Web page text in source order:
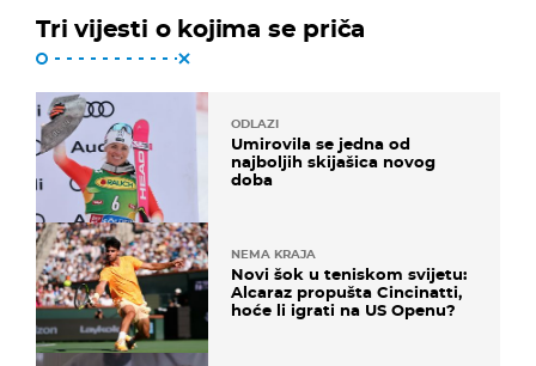
Tri vijesti o kojima se priča
ODLAZI
Umirovila se jedna od
najboljih skijašica novog
doba
NEMA KRAJA
Novi šok u teniskom svijetu:
Alcaraz propušta Cincinatti,
hoće li igrati na US Openu?